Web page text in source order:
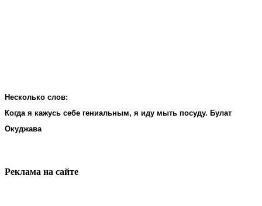
Несколько слов:
Когда я кажусь себе гениальным, я иду мыть посуду. Булат
Окуджава
Реклама на cайте